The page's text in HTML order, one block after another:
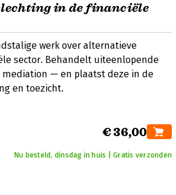
in de financiële
werk over alternatieve
sector. Behandelt uiteenlopende
— en plaatst deze in de
en toezicht.
€ 36,00
Nu besteld, dinsdag in huis | Gratis verzonden